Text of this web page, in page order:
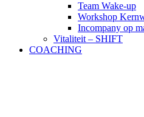
Team Wake-up
Workshop
Incompany op
Vitaliteit – SHIFT
COACHING